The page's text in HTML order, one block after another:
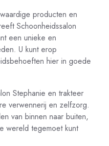
producten en
Schoonheidssalon
een unieke en
U kunt erop
hier in goede
Stephanie en trakteer
verwennerij en zelfzorg.
van binnen naar buiten,
wereld tegemoet kunt